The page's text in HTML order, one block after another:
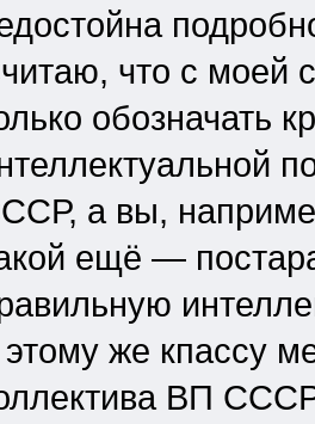
что с моей
обозначать
а вы,
ещё —
же кпассу
ВП